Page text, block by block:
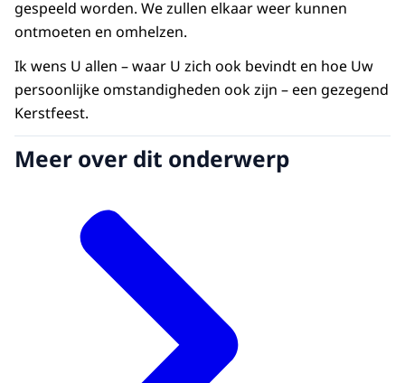
gespeeld worden. We zullen elkaar weer kunnen
ontmoeten en omhelzen.
Ik wens U allen – waar U zich ook bevindt en hoe Uw
persoonlijke omstandigheden ook zijn – een gezegend
Kerstfeest.
Meer over dit onderwerp